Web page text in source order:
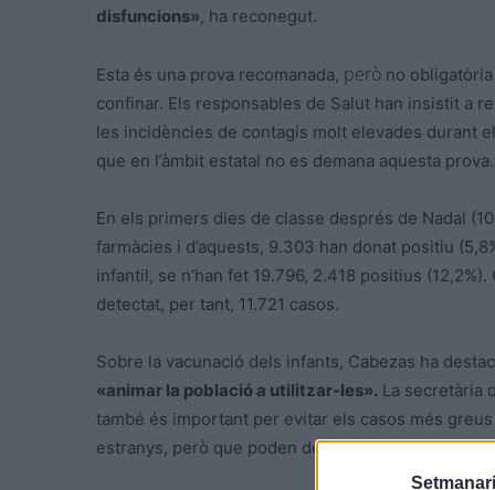
disfuncions», ha reconegut.
Esta és una prova recomanada, però no obligatòria
confinar. Els responsables de Salut han insistit a
les incidències de contagis molt elevades durant
que en l’àmbit estatal no es demana aquesta prova.
En els primers dies de classe després de Nadal
farmàcies i d’aquests, 9.303 han donat positiu
infantil, se n’han fet 19.796, 2.418 positius (12,2%).
detectat, per tant, 11.721 casos.
Sobre la vacunació dels infants, Cabezas ha
«animar la població a utilitzar-les». La secretària
també és important per evitar els casos més
estranys, però que poden desenvolupar